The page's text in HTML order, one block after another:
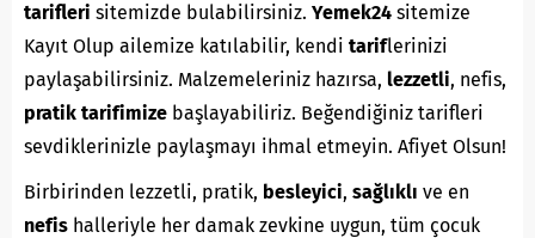
tarifleri sitemizde bulabilirsiniz. Yemek24 sitemize
Kayıt Olup ailemize katılabilir, kendi tariflerinizi
paylaşabilirsiniz. Malzemeleriniz hazırsa, lezzetli, nefis,
pratik tarifimize başlayabiliriz. Beğendiğiniz tarifleri
sevdiklerinizle paylaşmayı ihmal etmeyin. Afiyet Olsun!
Birbirinden lezzetli, pratik, besleyici, sağlıklı ve en
nefis halleriyle her damak zevkine uygun, tüm çocuk